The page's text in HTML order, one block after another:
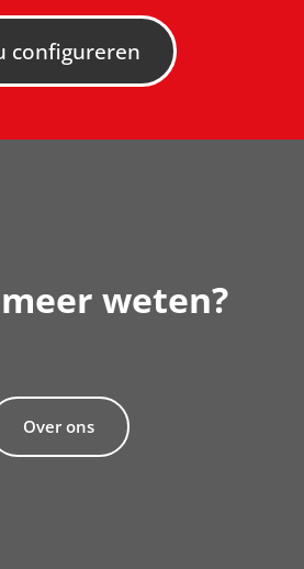
configureren
weten?
Over ons